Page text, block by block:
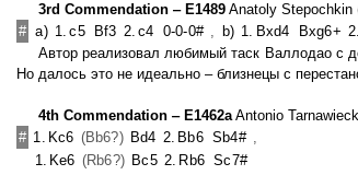
3rd Commendation ‒ E1489 Anatoly Stepochkin
# a) 1. c5 Bf3 2. c4 0-0-0# , b) 1. Bxd4 Bxg6+ 2.
Автор реализовал любимый таск Валлодао с
Но далось это не идеально ‒ близнецы с
4th Commendation ‒ E1462aAntonio
# 1. Kc6 (Bb6?) Bd4 2. Bb6 Sb4# ,
1. Ke6 (Rb6?) Bc5 2. Rb6 Sc7#